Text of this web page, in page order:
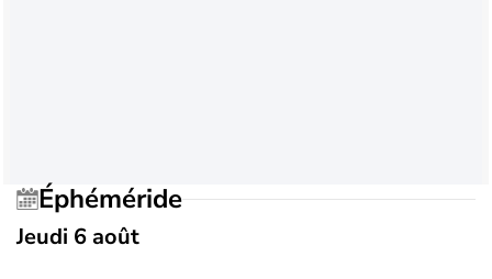
Éphéméride
Jeudi 6 août